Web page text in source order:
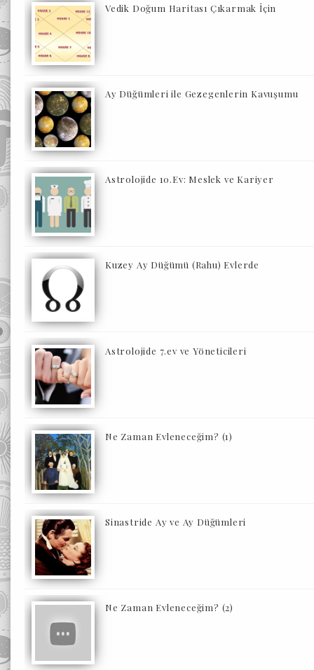
Vedik Doğum Haritası Çıkarmak İçin
Ay Düğümleri ile Gezegenlerin Kavuşumu
Astrolojide 10.Ev: Meslek ve Kariyer
Kuzey Ay Düğümü (Rahu) Evlerde
Astrolojide 7.ev ve Yöneticileri
Ne Zaman Evleneceğim? (1)
Sinastride Ay ve Ay Düğümleri
Ne Zaman Evleneceğim? (2)